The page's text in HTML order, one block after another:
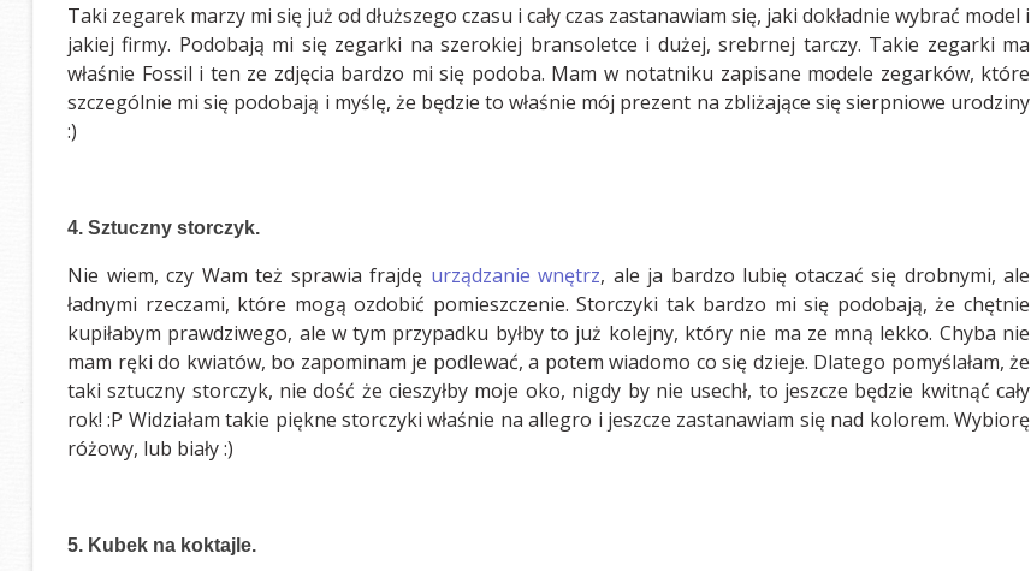
Taki zegarek marzy mi się już od dłuższego czasu i cały czas zastanawiam się, jaki dokładnie wybrać model i
jakiej firmy. Podobają mi się zegarki na szerokiej bransoletce i dużej, srebrnej tarczy. Takie zegarki ma
właśnie Fossil i ten ze zdjęcia bardzo mi się podoba. Mam w notatniku zapisane modele zegarków, które
szczególnie mi się podobają i myślę, że będzie to właśnie mój prezent na zbliżające się sierpniowe urodziny
:)
4. Sztuczny storczyk.
Nie wiem, czy Wam też sprawia frajdę urządzanie wnętrz, ale ja bardzo lubię otaczać się drobnymi, ale
ładnymi rzeczami, które mogą ozdobić pomieszczenie. Storczyki tak bardzo mi się podobają, że chętnie
kupiłabym prawdziwego, ale w tym przypadku byłby to już kolejny, który nie ma ze mną lekko. Chyba nie
mam ręki do kwiatów, bo zapominam je podlewać, a potem wiadomo co się dzieje. Dlatego pomyślałam, że
taki sztuczny storczyk, nie dość że cieszyłby moje oko, nigdy by nie usechł, to jeszcze będzie kwitnąć cały
rok! :P Widziałam takie piękne storczyki właśnie na allegro i jeszcze zastanawiam się nad kolorem. Wybiorę
różowy, lub biały :)
5. Kubek na koktajle.